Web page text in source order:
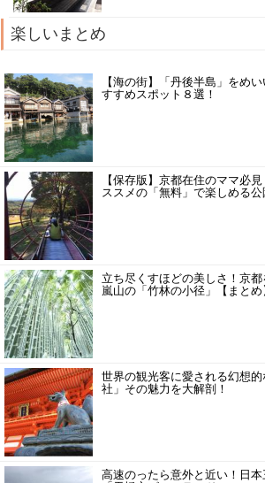
楽しいまとめ
【海の街】「丹後半島」をめ
すすめスポット８選！
【保存版】京都在住のママ必
ススメの「無料」で楽しめる公
立ち尽くすほどの美しさ！京
嵐山の「竹林の小径」【まとめ
世界の観光客に愛される幻想
社」その魅力を大解剖！
高速のったら意外と近い！日